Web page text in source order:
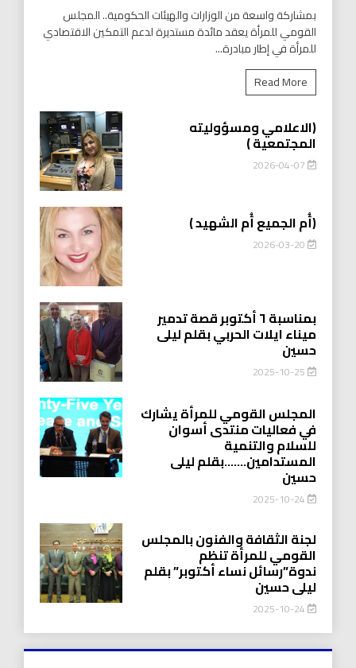
بمشاركة واسعة من الوزارات والهيئات الحكومية.. المجلس
القومي للمرأة يعقد مائدة مستديرة لدعم التمكين الاقتصادي
للمرأة في إطار مبادرة...
Read More
(الاعلامي ومسؤوليته
المجتمعية )
2026-04-07
(أُم الجميع أُم الشهيد )
2026-03-20
بمناسبة ٦ أكتوبر قصة تدمير
ميناء ايلات الحربي بقلم ليلى
حسين
2025-10-25
المجلس القومي للمرأة يشارك
في فعاليات منتدى أسوان
للسلام والتنمية
المستدامين…….بقلم ليلى
حسين
2025-10-24
لجنة الثقافة والفنون بالمجلس
القومي للمرأة تنظم
ندوة”رسائل نساء أكتوبر” بقلم
ليلى حسين
2025-10-24